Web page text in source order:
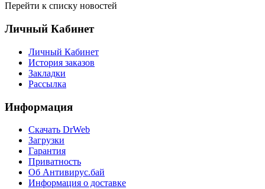
Перейти к списку новостей
Личный Кабинет
Личный Кабинет
История заказов
Закладки
Рассылка
Информация
Cкачать DrWeb
Загрузки
Гарантия
Приватность
Об Антивирус.бай
Информация о доставке